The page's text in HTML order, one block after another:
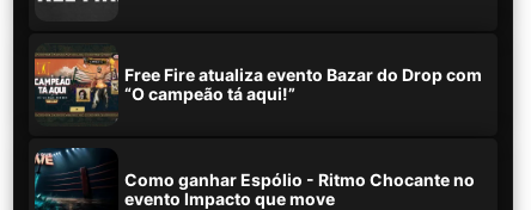
Free Fire atualiza evento Bazar do Drop com
“O campeão tá aqui!”
Como ganhar Espólio - Ritmo Chocante no
evento Impacto que move